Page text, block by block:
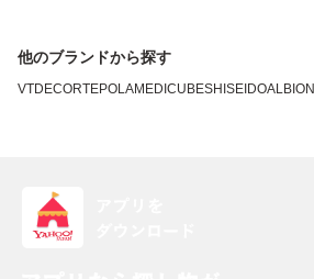
他のブランドから探す
VTDECORTEPOLAMEDICUBESHISEIDOALBION